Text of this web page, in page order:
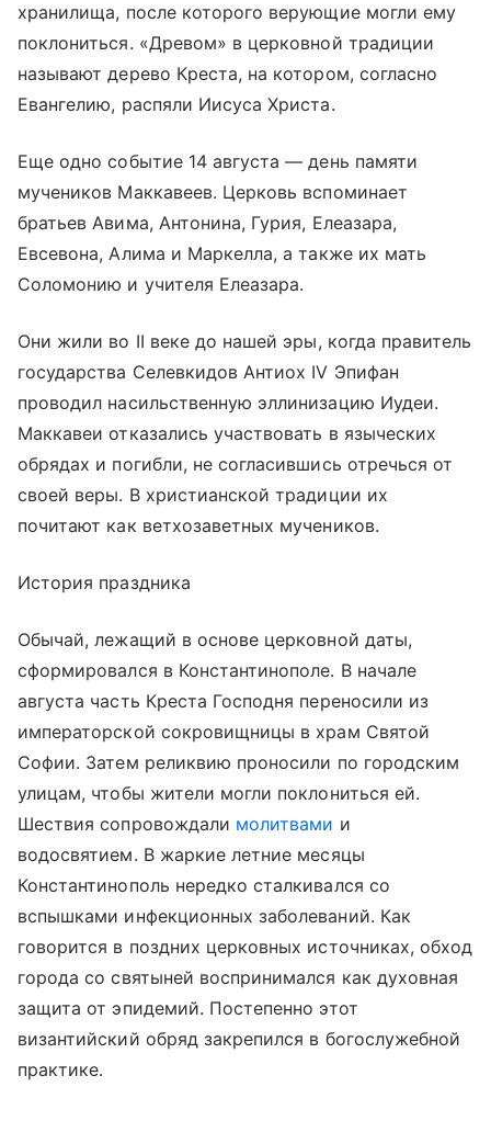
хранилища, после которого верующие могли ему
поклониться. «Древом» в церковной традиции
называют дерево Креста, на котором, согласно
Евангелию, распяли Иисуса Христа.
Еще одно событие 14 августа — день памяти
мучеников Маккавеев. Церковь вспоминает
братьев Авима, Антонина, Гурия, Елеазара,
Евсевона, Алима и Маркелла, а также их мать
Соломонию и учителя Елеазара.
Они жили во II веке до нашей эры, когда правитель
государства Селевкидов Антиох IV Эпифан
проводил насильственную эллинизацию Иудеи.
Маккавеи отказались участвовать в языческих
обрядах и погибли, не согласившись отречься от
своей веры. В христианской традиции их
почитают как ветхозаветных мучеников.
История праздника
Обычай, лежащий в основе церковной даты,
сформировался в Константинополе. В начале
августа часть Креста Господня переносили из
императорской сокровищницы в храм Святой
Софии. Затем реликвию проносили по городским
улицам, чтобы жители могли поклониться ей.
Шествия сопровождали молитвами и
водосвятием. В жаркие летние месяцы
Константинополь нередко сталкивался со
вспышками инфекционных заболеваний. Как
говорится в поздних церковных источниках, обход
города со святыней воспринимался как духовная
защита от эпидемий. Постепенно этот
византийский обряд закрепился в богослужебной
практике.